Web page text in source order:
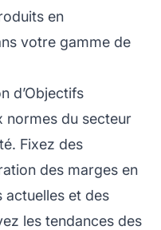
en
votre gamme de
d’Objectifs
normes du secteur
Fixez des
des marges en
et des
les tendances des